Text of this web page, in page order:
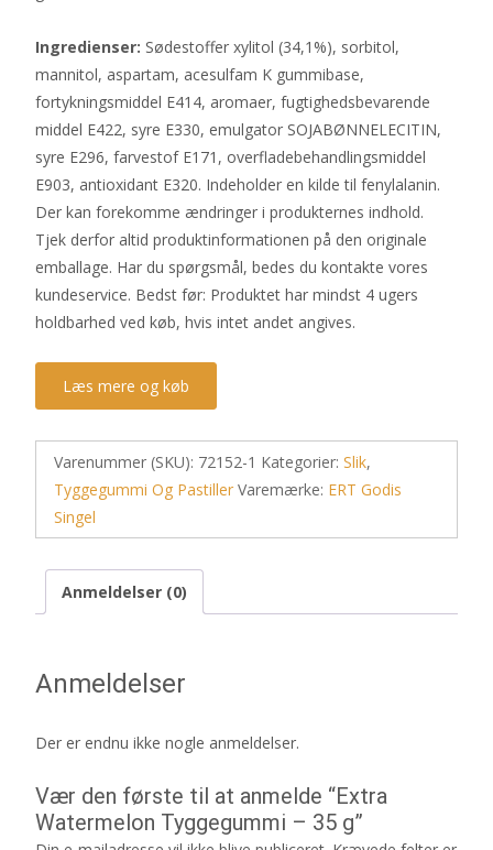
Ingredienser: Sødestoffer xylitol (34,1%), sorbitol,
mannitol, aspartam, acesulfam K gummibase,
fortykningsmiddel E414, aromaer, fugtighedsbevarende
middel E422, syre E330, emulgator SOJABØNNELECITIN,
syre E296, farvestof E171, overfladebehandlingsmiddel
E903, antioxidant E320. Indeholder en kilde til fenylalanin.
Der kan forekomme ændringer i produkternes indhold.
Tjek derfor altid produktinformationen på den originale
emballage. Har du spørgsmål, bedes du kontakte vores
kundeservice. Bedst før: Produktet har mindst 4 ugers
holdbarhed ved køb, hvis intet andet angives.
Læs mere og køb
Varenummer (SKU): 72152-1 Kategorier: Slik,
Tyggegummi Og Pastiller Varemærke: ERT Godis
Singel
Anmeldelser (0)
Anmeldelser
Der er endnu ikke nogle anmeldelser.
Vær den første til at anmelde “Extra
Watermelon Tyggegummi – 35 g”